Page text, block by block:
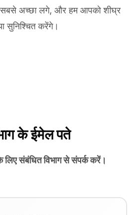
अच्छा लगे, और हम आपको शीघ्र
सुनिश्चित करेंगे।
के ईमेल पते
लिए संबंधित विभाग से संपर्क करें।